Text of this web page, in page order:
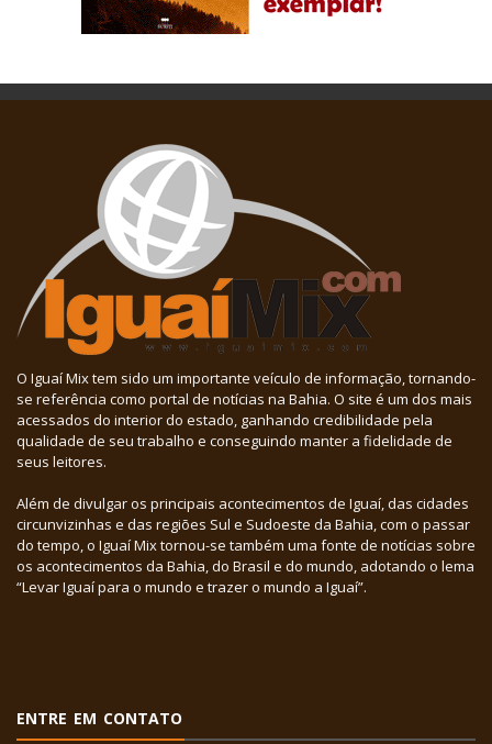
O Iguaí Mix tem sido um importante veículo de informação, tornando-
se referência como portal de notícias na Bahia. O site é um dos mais
acessados do interior do estado, ganhando credibilidade pela
qualidade de seu trabalho e conseguindo manter a fidelidade de
seus leitores.
Além de divulgar os principais acontecimentos de Iguaí, das cidades
circunvizinhas e das regiões Sul e Sudoeste da Bahia, com o passar
do tempo, o Iguaí Mix tornou-se também uma fonte de notícias sobre
os acontecimentos da Bahia, do Brasil e do mundo, adotando o lema
“Levar Iguaí para o mundo e trazer o mundo a Iguaí”.
ENTRE EM CONTATO